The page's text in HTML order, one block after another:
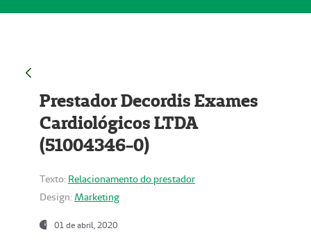
Prestador Decordis Exames
Cardiológicos LTDA
(51004346-0)
Texto: Relacionamento do prestador
Design: Marketing
01 de abril, 2020